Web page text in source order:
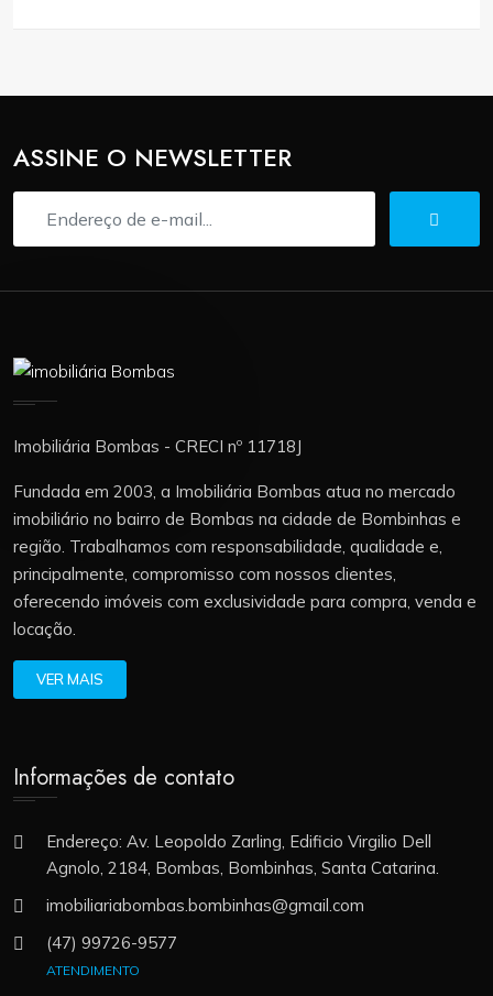
ASSINE O NEWSLETTER
Imobiliária Bombas - CRECI nº 11718J
Fundada em 2003, a Imobiliária Bombas atua no mercado
imobiliário no bairro de Bombas na cidade de Bombinhas e
região. Trabalhamos com responsabilidade, qualidade e,
principalmente, compromisso com nossos clientes,
oferecendo imóveis com exclusividade para compra, venda e
locação.
VER MAIS
Informações de contato
Endereço: Av. Leopoldo Zarling, Edificio Virgilio Dell
Agnolo, 2184, Bombas, Bombinhas, Santa Catarina.
imobiliariabombas.bombinhas@gmail.com
(47) 99726-9577
ATENDIMENTO